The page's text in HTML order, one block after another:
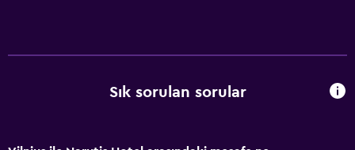
Sık sorulan sorular